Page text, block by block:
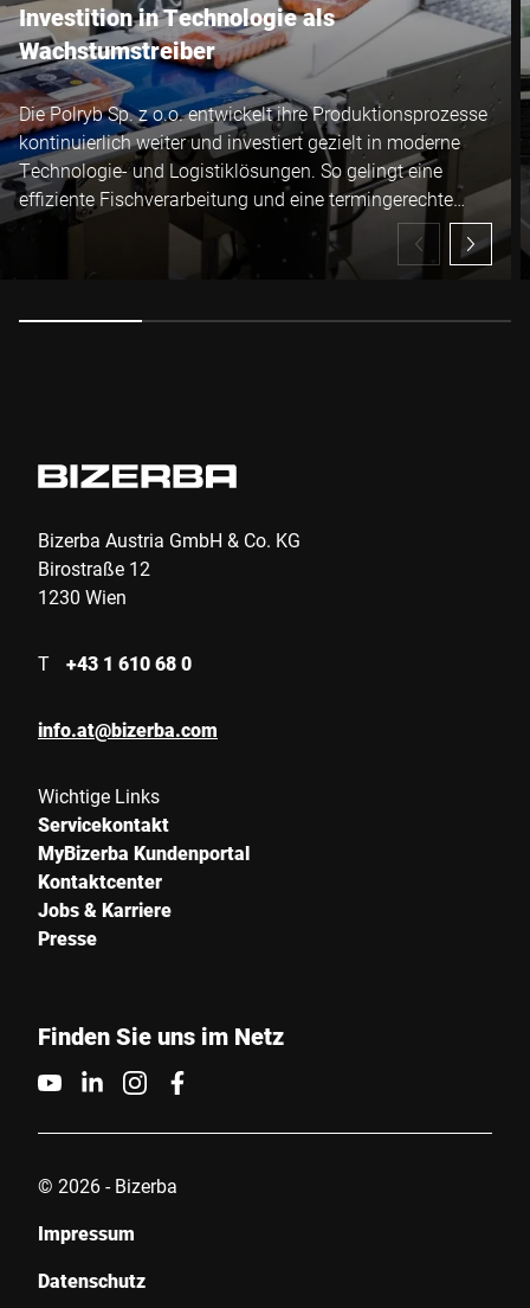
Hiermit bestätige ich, dass ich mit der Nutzung meiner Daten zur
Bearbeitung dieser Anfrage einverstanden bin. Weitere
Informationen finden Sie in denDatenschutzerklärung. *
Anti-Robot Verification
Click to start verification
Investition in Technologie als
Wachstumstreiber
Die Polryb Sp. z o.o. entwickelt ihre Produktionsprozesse
kontinuierlich weiter und investiert gezielt in moderne
Technologie- und Logistiklösungen. So gelingt eine
effiziente Fischverarbeitung und eine termingerechte
Lieferung an Kunden.
Bizerba Austria GmbH & Co. KG
Birostraße 12
1230 Wien
T +43 1 610 68 0
info.at@bizerba.com
Wichtige Links
Servicekontakt
MyBizerba Kundenportal
Kontaktcenter
Jobs & Karriere
Presse
Finden Sie uns im Netz
© 2026 - Bizerba
Impressum
Datenschutz